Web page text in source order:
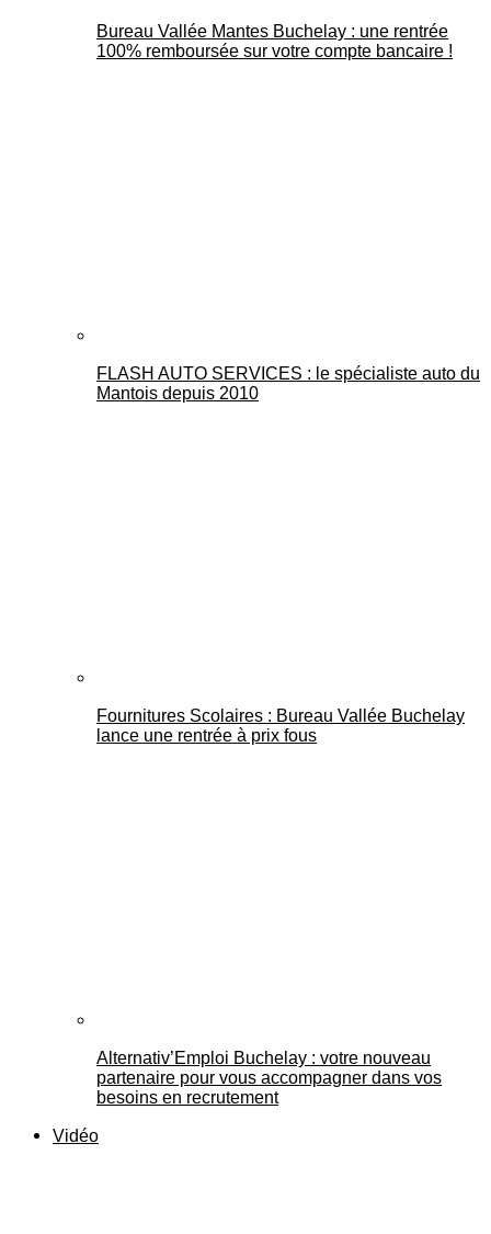
Bureau Vallée Mantes Buchelay : une rentrée
100% remboursée sur votre compte bancaire !
FLASH AUTO SERVICES : le spécialiste auto du
Mantois depuis 2010
Fournitures Scolaires : Bureau Vallée Buchelay
lance une rentrée à prix fous
Alternativ’Emploi Buchelay : votre nouveau
partenaire pour vous accompagner dans vos
besoins en recrutement
Vidéo